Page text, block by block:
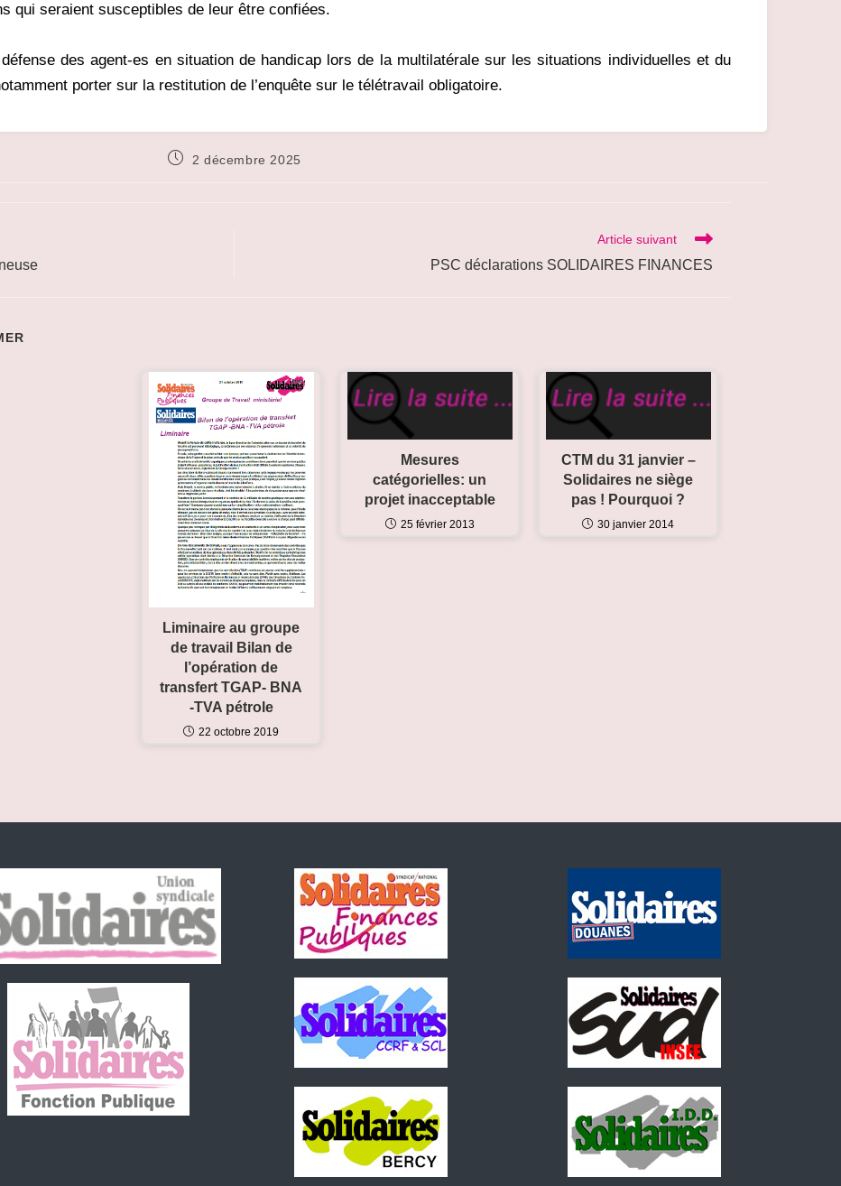
qui seraient susceptibles de leur être confiées.
des agent-es en situation de handicap lors de la multilatérale sur les situations individuelles et du
porter sur la restitution de l’enquête sur le télétravail obligatoire.
Publication
2 décembre 2025
Article suivant
PSC déclarations SOLIDAIRES FINANCES
CTM du 31 janvier –
Solidaires ne siège
pas ! Pourquoi ?
30 janvier 2014
Mesures
catégorielles: un
projet inacceptable
25 février 2013
Liminaire au groupe
de travail Bilan de
l’opération de
transfert TGAP- BNA
-TVA pétrole
22 octobre 2019